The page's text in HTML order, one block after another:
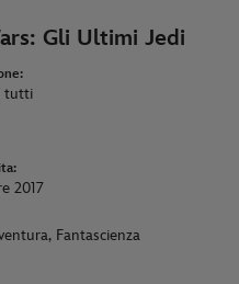
Gli Ultimi Jedi
tutti
2017
Fantascienza